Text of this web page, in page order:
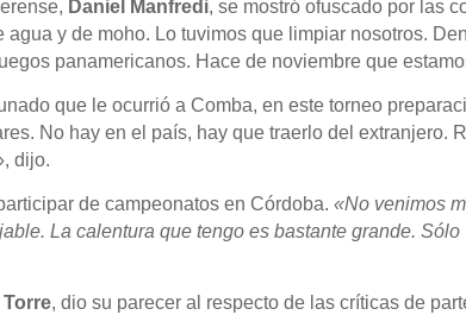
Daniel Manfredi, se mostró ofuscado por las
y de moho. Lo tuvimos que limpiar nosotros.
panamericanos. Hace de noviembre que
que le ocurrió a Comba, en este torneo
No hay en el país, hay que traerlo del extranjero.
dijo.
de campeonatos en Córdoba.«No venimos
La calentura que tengo es bastante grande.
, dio su parecer al respecto de las críticas de